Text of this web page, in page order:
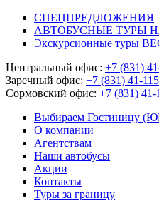
СПЕЦПРЕДЛОЖЕНИЯ
АВТОБУСНЫЕ ТУРЫ
Экскурсионные туры
Центральный офис: +7 (831)
Заречный офис: +7 (831) 41-
Сормовский офис: +7 (831) 41-
Выбираем Гостиницу
О компании
Агентствам
Наши автобусы
Акции
Контакты
Туры за границу